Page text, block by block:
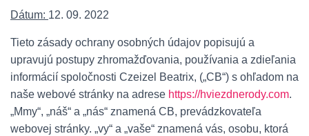
Dátum: 12. 09. 2022
Tieto zásady ochrany osobných údajov popisujú a
upravujú postupy zhromažďovania, používania a zdieľania
informácií spoločnosti Czeizel Beatrix, („CB“) s ohľadom na
naše webové stránky na adrese https://hviezdnerody.com.
„Mmy“, „náš“ a „nás“ znamená CB, prevádzkovateľa
webovej stránky. „vy“ a „vaše“ znamená vás, osobu, ktorá